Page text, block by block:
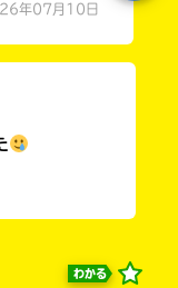
年07月10日
わかる